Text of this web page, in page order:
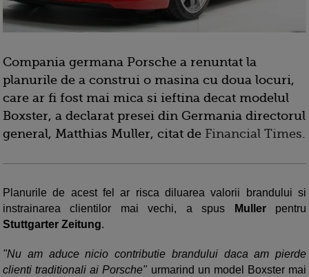
Compania germana Porsche a renuntat la
planurile de a construi o masina cu doua locuri,
care ar fi fost mai mica si ieftina decat modelul
Boxster, a declarat presei din Germania directorul
general, Matthias Muller, citat de Financial Times.
Planurile de acest fel ar risca diluarea valorii brandului si
instrainarea clientilor mai vechi, a spus
Mullerpentru
Stuttgarter Zeitung.
"Nu am aduce nicio contributie brandului daca am pierde
clienti traditionali ai Porsche" urmarind un model Boxster mai